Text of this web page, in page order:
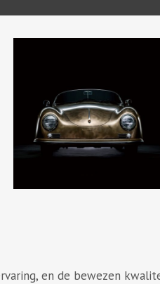
en de bewezen